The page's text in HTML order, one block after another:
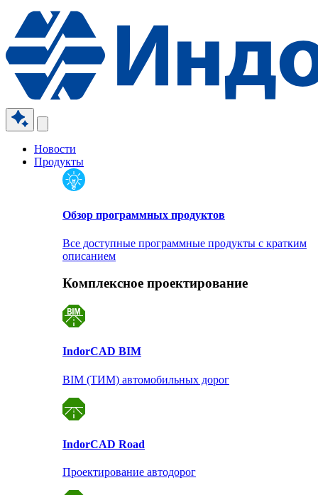
Новости
Продукты
Обзор программных продуктов
Все доступные программные продукты с кратким
описанием
Комплексное проектирование
IndorCAD BIM
BIM (ТИМ) автомобильных дорог
IndorCAD Road
Проектирование автодорог